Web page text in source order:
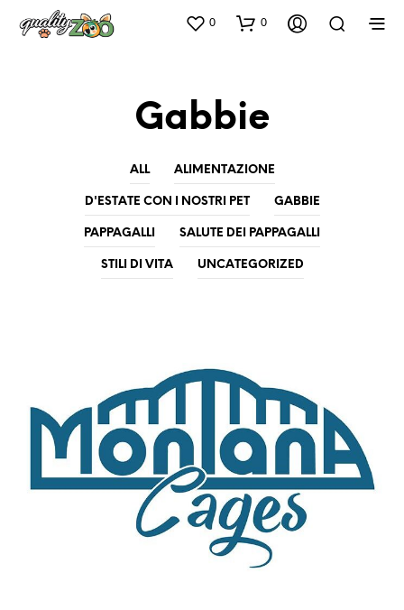
0 0
Gabbie
ALL ALIMENTAZIONE
D'ESTATE CON I NOSTRI PET GABBIE
PAPPAGALLI SALUTE DEI PAPPAGALLI
STILI DI VITA UNCATEGORIZED